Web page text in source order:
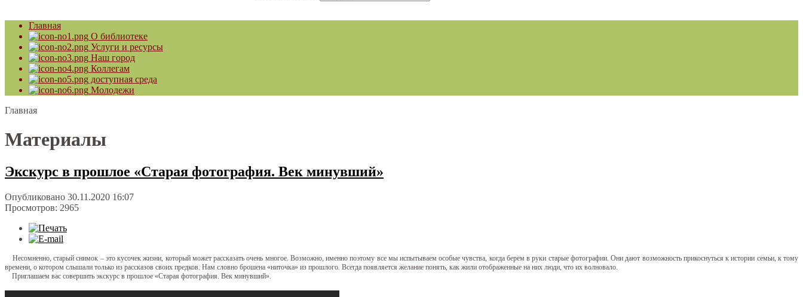
Главная
О библиотеке
Услуги и ресурсы
Наш город
Коллегам
доступная среда
Молодежи
Главная
Материалы
Экскурс в прошлое «Старая фотография. Век минувший»
Опубликовано 30.11.2020 16:07
Просмотров: 2965
Несомненно, старый снимок – это кусочек жизни, который может рассказать очень многое. Возможно, именно поэтому все мы испытываем особые чувства, когда берем в руки старые фотографии. Они дают возможность прикоснуться к истории семьи, к тому
времени, о котором слышали только из рассказов своих предков. Нам словно брошена «ниточка» из прошлого. Всегда появляется желание понять, как жили отображенные на них люди, что их волновало.
Приглашаем вас совершить экскурс в прошлое «Старая фотография. Век минувший».